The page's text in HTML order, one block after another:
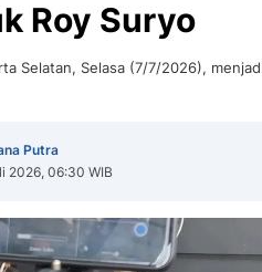
Roy Suryo
Selatan, Selasa (7/7/2026),
Putra
2026, 06:30 WIB